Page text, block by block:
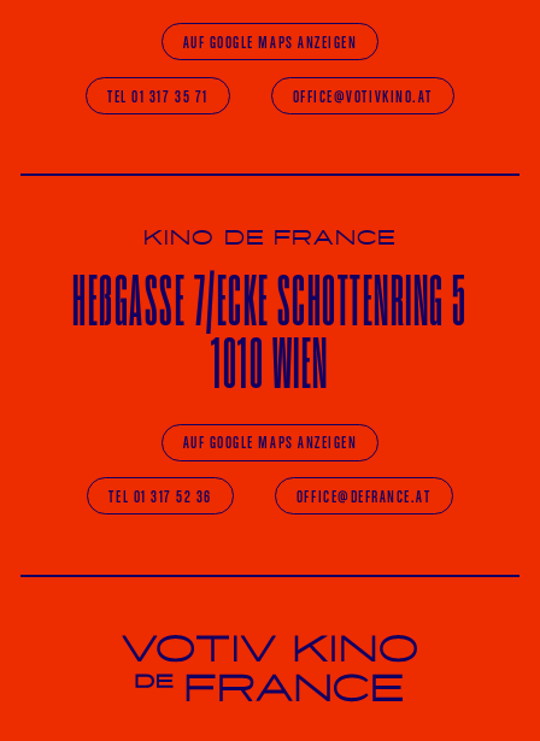
AUF GOOGLE MAPS ANZEIGEN
TEL 01 317 35 71 OFFICE@VOTIVKINO.AT
KINO DE FRANCE
HEßGASSE 7/ECKESCHOTTENRING 5
1010 WIEN
AUF GOOGLE MAPS ANZEIGEN
TEL 01 317 52 36 OFFICE@DEFRANCE.AT
Votiv Kino und Kino De France in Wien